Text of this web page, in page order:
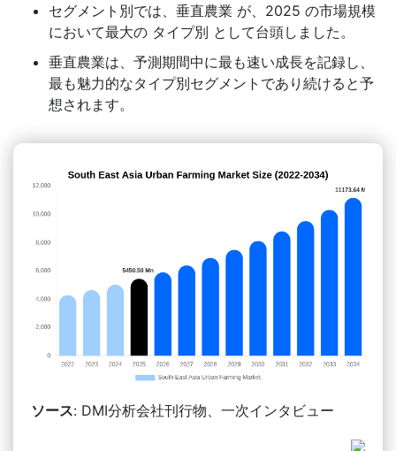
セグメント別では、垂直農業 が、2025 の市場規模
において最大の タイプ別 として台頭しました。
垂直農業は、予測期間中に最も速い成長を記録し、
最も魅力的なタイプ別セグメントであり続けると予
想されます。
ソース: DMI分析会社刊行物、一次インタビュー